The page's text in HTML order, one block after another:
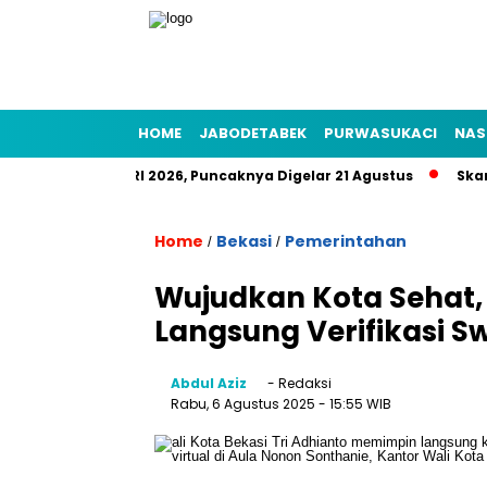
HOME JABODETABEK PURWASUKACI
HUT RI 2026, Puncaknya Digelar 21 Agustus
Home / Bekasi / Pemerintahan
Wujudkan Kota
Langsung Verifikasi
Abdul Aziz
- Redaksi
Rabu, 6 Agustus 2025 - 15:55 WIB